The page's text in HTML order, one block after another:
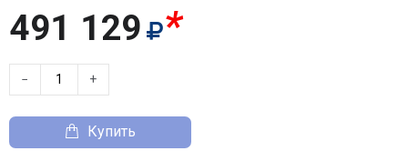
491 129 *
− +
Купить